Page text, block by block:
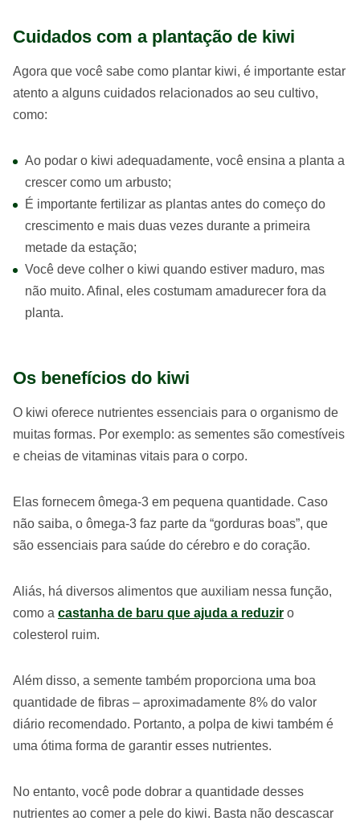
Cuidados com a plantação de kiwi
Agora que você sabe como plantar kiwi, é importante estar
atento a alguns cuidados relacionados ao seu cultivo,
como:
Ao podar o kiwi adequadamente, você ensina a planta a
crescer como um arbusto;
É importante fertilizar as plantas antes do começo do
crescimento e mais duas vezes durante a primeira
metade da estação;
Você deve colher o kiwi quando estiver maduro, mas
não muito. Afinal, eles costumam amadurecer fora da
planta.
Os benefícios do kiwi
O kiwi oferece nutrientes essenciais para o organismo de
muitas formas. Por exemplo: as sementes são comestíveis
e cheias de vitaminas vitais para o corpo.
Elas fornecem ômega-3 em pequena quantidade. Caso
não saiba, o ômega-3 faz parte da “gorduras boas”, que
são essenciais para saúde do cérebro e do coração.
Aliás, há diversos alimentos que auxiliam nessa função,
como a castanha de baru que ajuda a reduzir o
colesterol ruim.
Além disso, a semente também proporciona uma boa
quantidade de fibras – aproximadamente 8% do valor
diário recomendado. Portanto, a polpa de kiwi também é
uma ótima forma de garantir esses nutrientes.
No entanto, você pode dobrar a quantidade desses
nutrientes ao comer a pele do kiwi. Basta não descascar